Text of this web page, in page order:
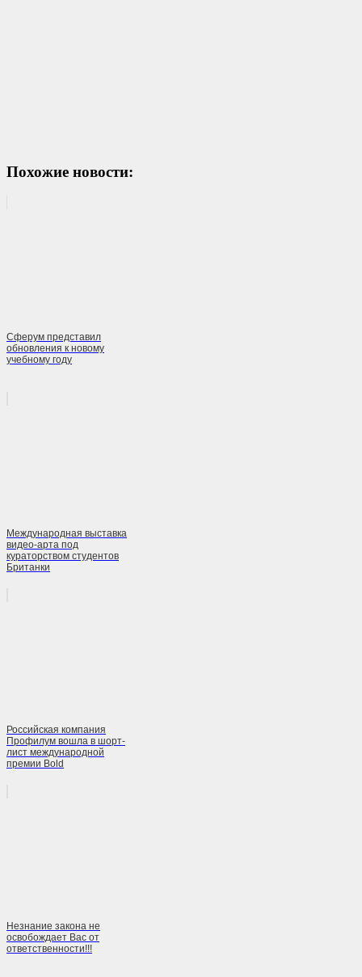
Похожие новости:
Сферум представил
обновления к новому
учебному году
Международная выставка
видео-арта под
кураторством студентов
Британки
Российская компания
Профилум вошла в шорт-
лист международной
премии Bold
Незнание закона не
освобождает Вас от
ответственности!!!